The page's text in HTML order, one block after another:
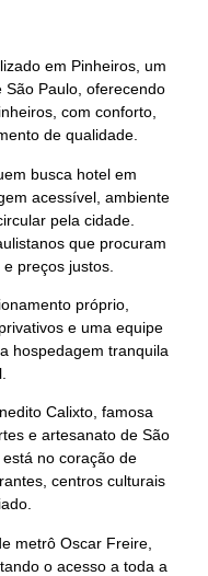
em Pinheiros, um
Paulo, oferecendo
com conforto,
de qualidade.
busca hotel em
acessível, ambiente
pela cidade.
que procuram
preços justos.
próprio,
e uma equipe
hospedagem tranquila
Calixto, famosa
e artesanato de São
no coração de
centros culturais
metrô Oscar Freire,
o acesso a toda a